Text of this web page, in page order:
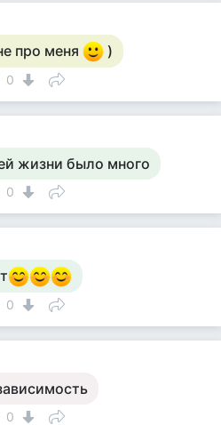
про меня )
0
жизни было много
0
0
0